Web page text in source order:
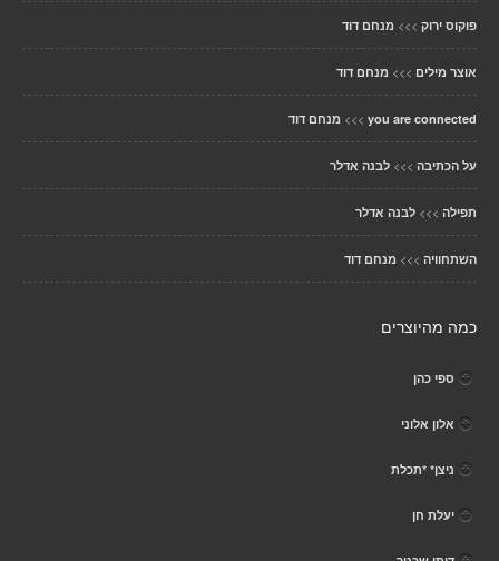
פוקוס ירוק >>> מנחם דוד
אוצר מילים >>> מנחם דוד
you are connected
>>> מנחם דוד
על הכתיבה >>> לבנה אדלר
תפילה >>> לבנה אדלר
השתחוויה >>> מנחם דוד
כמה מהיוצרים
ספי כהן
אלון אלוני
ניצן* *תכלת
יעלת חן